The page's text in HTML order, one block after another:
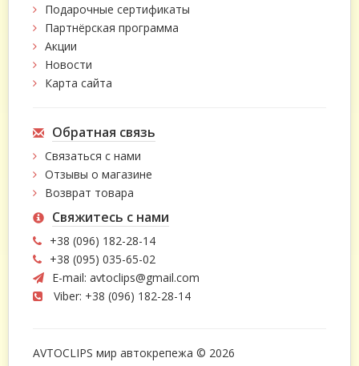
Подарочные сертификаты
Партнёрская программа
Акции
Новости
Карта сайта
Обратная связь
Связаться с нами
Отзывы о магазине
Возврат товара
Свяжитесь с нами
+38 (096) 182-28-14
+38 (095) 035-65-02
E-mail: avtoclips@gmail.com
Viber: +38 (096) 182-28-14
AVTOCLIPS мир автокрепежа © 2026